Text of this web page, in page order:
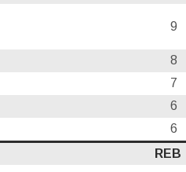
9
8
7
6
6
REB